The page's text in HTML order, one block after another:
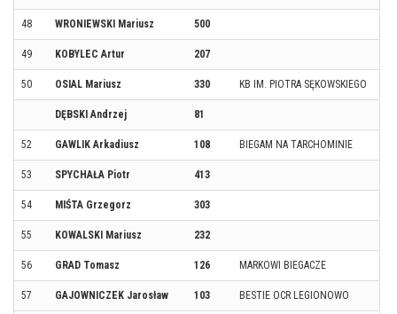
48 WRONIEWSKI Mariusz 500
49 KOBYLEC Artur 207
50 OSIAL Mariusz 330 KB IM. PIOTRA SĘKOWSKIEGO
DĘBSKI Andrzej 81
52 GAWLIK Arkadiusz 108 BIEGAM NA TARCHOMINIE
53 SPYCHAŁA Piotr 413
54 MIŚTA Grzegorz 303
55 KOWALSKI Mariusz 232
56 GRAD Tomasz 126 MARKOWI BIEGACZE
57 GAJOWNICZEK Jarosław 103 BESTIE OCR LEGIONOWO